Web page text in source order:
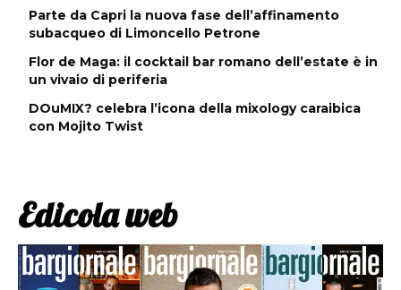
Parte da Capri la nuova fase dell’affinamento
subacqueo di Limoncello Petrone
Flor de Maga: il cocktail bar romano dell’estate è in
un vivaio di periferia
DOuMIX? celebra l’icona della mixology caraibica
con Mojito Twist
Edicola web